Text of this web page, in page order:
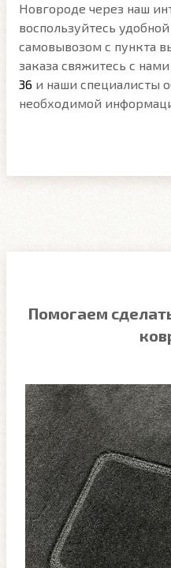
Новгороде через наш
воспользуйтесь
самовывозом с пункта
заказа свяжитесь с
36 и наши специалисты
необходимой
Помогаем